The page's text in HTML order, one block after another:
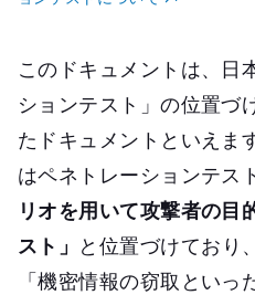
このドキュメントは、日
ションテスト」の位置づ
たドキュメントといえま
はペネトレーションテス
リオを用いて攻撃者の目
スト」 と位置づけており
「機密情報の窃取とい